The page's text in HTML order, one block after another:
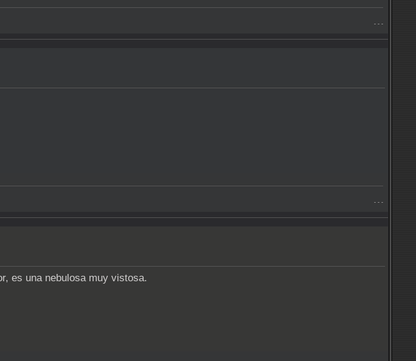
- - -
- - -
es una nebulosa muy vistosa.